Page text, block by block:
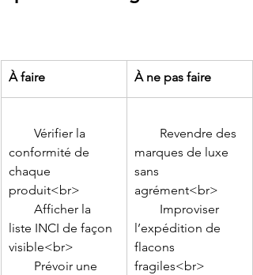
À faire À ne pas faire
conformité de
chaque
produit<br>
liste INCI de façon
visible<br>
marques de luxe
sans
agrément<br>
l’expédition de
flacons
fragiles<br>